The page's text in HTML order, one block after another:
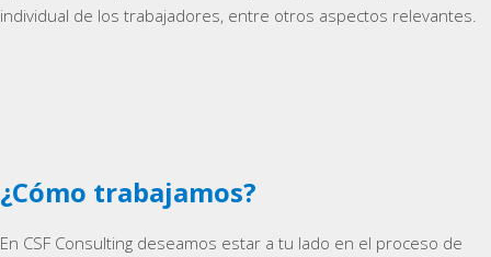
individual de los trabajadores, entre otros aspectos relevantes.
¿Cómo trabajamos?
En CSF Consulting deseamos estar a tu lado en el proceso de